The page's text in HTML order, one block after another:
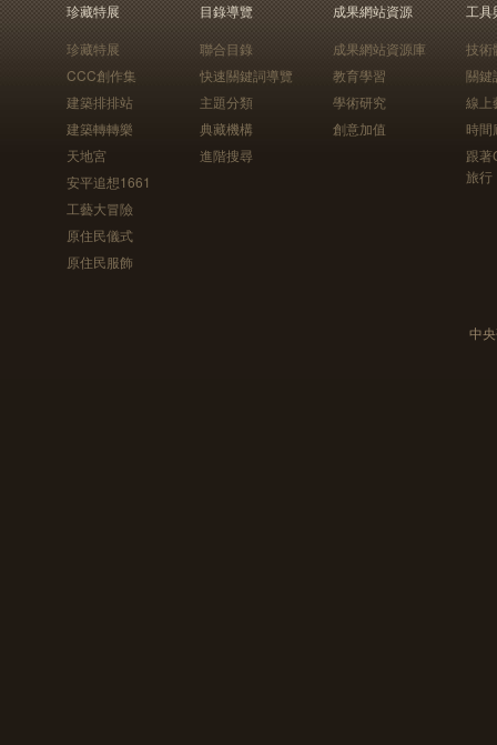
珍藏特展
珍藏特展
CCC創作集
建築排排站
建築轉轉樂
天地宮
安平追想1661
工藝大冒險
原住民儀式
原住民服飾
目錄導覽
聯合目錄
快速關鍵詞導覽
主題分類
典藏機構
進階搜尋
成果網站資源
成果網站資源庫
教育學習
學術研究
創意加值
工具
技術
關鍵
線上
時間
跟
旅行
中